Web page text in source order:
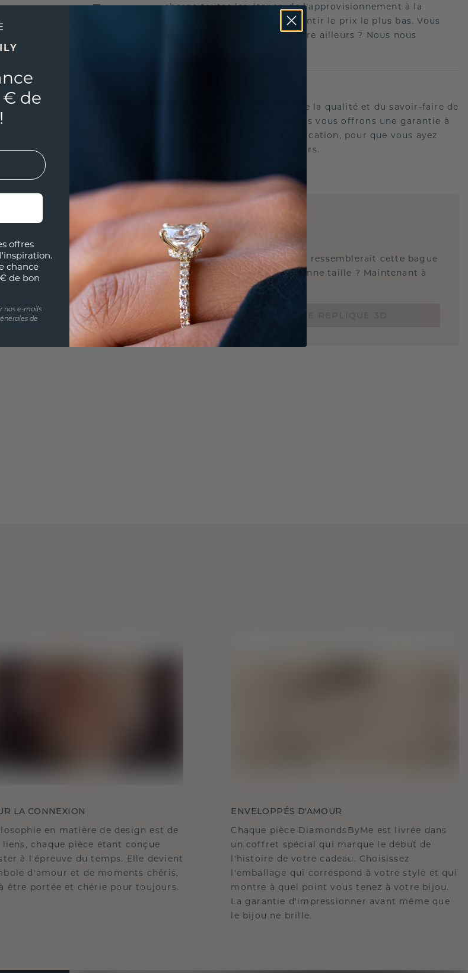
charge toutes les étapes, de l'approvisionnement à la
fabrication, afin de vous garantir le prix le plus bas. Vous
avez trouvé une meilleure offre ailleurs ? Nous nous
Nous nous portons garants de la qualité et du savoir-faire de
nos bijoux.C'est pourquoi nous vous offrons une garantie à
vie contre les défauts de fabrication, pour que vous ayez
l'esprit tranquille pour toujours.
RÉPLIQUE 3D
Souhaitez-vous savoir à quoi ressemblerait cette bague
sur vous et si elle est à la bonne taille ? Maintenant à
partir de 15 €.
COMMANDEZ UNE RÉPLIQUE 3D
LA CONNEXION
en matière de design est de
liens, chaque pièce étant conçue
à l'épreuve du temps. Elle devient
d'amour et de moments chéris,
être portée et chérie pour toujours.
ENVELOPPÉS D'AMOUR
Chaque pièce DiamondsByMe est livrée dans
un coffret spécial qui marque le début de
l'histoire de votre cadeau. Choisissez
l'emballage qui correspond à votre style et qui
montre à quel point vous tenez à votre bijou.
La garantie d'impressionner avant même que
le bijou ne brille.
de
offres
chance
de bon
nos e-mails
de